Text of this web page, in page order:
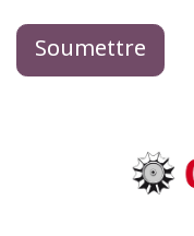
Soumettre